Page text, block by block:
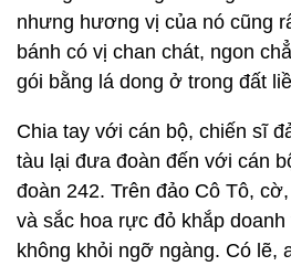
nhưng hương vị của nó cũng
bánh có vị chan chát, ngon
gói bằng lá dong ở trong đất
Chia tay với cán bộ, chiến sĩ
tàu lại đưa đoàn đến với cán
đoàn 242. Trên đảo Cô Tô,
và sắc hoa rực đỏ khắp
không khỏi ngỡ ngàng. Có lẽ,